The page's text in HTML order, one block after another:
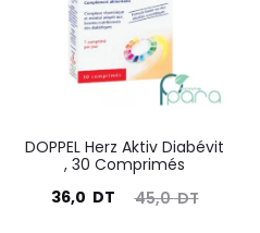
DOPPEL Herz Aktiv Diabévit
, 30 Comprimés
45,0DT
Le
36,0 DT